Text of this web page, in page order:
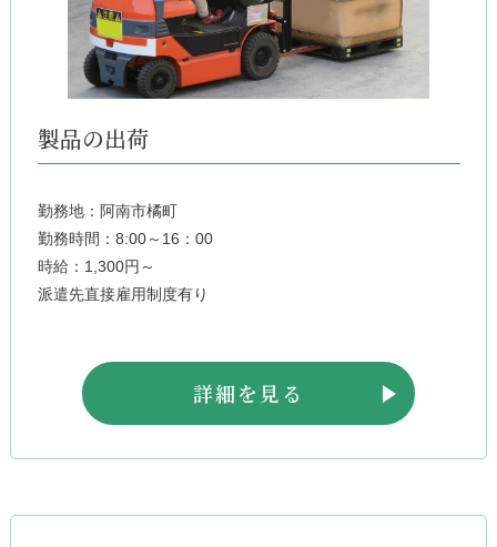
製品の出荷
勤務地：阿南市橘町
勤務時間：8:00～16：00
時給：1,300円～
派遣先直接雇用制度有り
詳細を見る